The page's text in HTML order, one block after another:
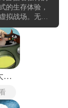
的生存体验，
拟战场。无论
，还是物理弹
下尸群包抄突
，感受到末日
输出，僵尸射
度结合。
植物大战僵尸新指导版